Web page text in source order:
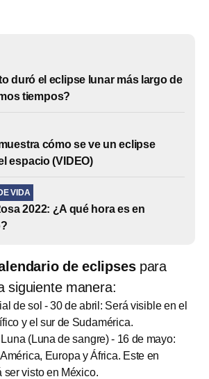
duró el eclipse lunar más largo de
tiempos?
cómo se ve un eclipse
espacio (VIDEO)
VIDA
2022: ¿A qué hora es en
de eclipsespara
siguiente manera:
de sol - 30 de abril: Será visible en el
y el sur de Sudamérica.
(Luna de sangre) - 16 de mayo:
Europa y África. Este en
ser visto en México.